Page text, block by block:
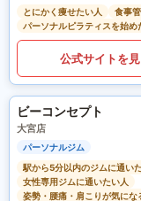
とにかく痩せたい人
食事
パーソナルピラティスを始め
公式サイトを
ビーコンセプト
大宮店
パーソナルジム
駅から5分以内のジムに通い
女性専用ジムに通いたい人
姿勢・腰痛・肩こりが気にな